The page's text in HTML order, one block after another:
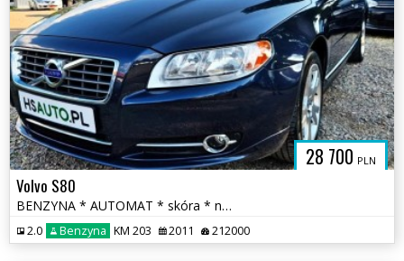
28 700 PLN
Volvo S80
BENZYNA * AUTOMAT * skóra * nawigacja * super * OKAZJA * polecamy
2.0 Benzyna KM 203 2011 212000